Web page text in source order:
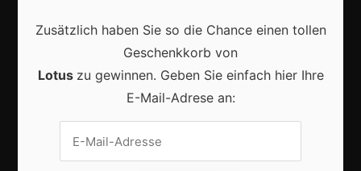
Karneval in Berlin erleben: Kreativität, Kultur und
Gemeinschaft auf einzigartige Weise entdecken
Zusätzlich haben Sie so die Chance einen tollen
Geschenkkorb von
Lotus zu gewinnen. Geben Sie einfach hier Ihre
E-Mail-Adrese an: